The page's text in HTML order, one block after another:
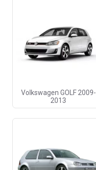
Volkswagen GOLF 2009-
2013